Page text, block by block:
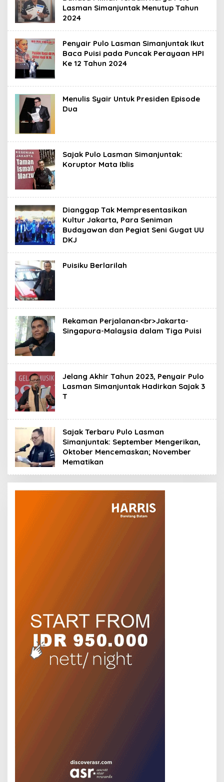
Lasman Simanjuntak Menutup Tahun
2024
Penyair Pulo Lasman Simanjuntak Ikut
Baca Puisi pada Puncak Perayaan HPI
Ke 12 Tahun 2024
Menulis Syair Untuk Presiden Episode
Dua
Sajak Pulo Lasman Simanjuntak:
Koruptor Mata Iblis
Dianggap Tak Mempresentasikan
Kultur Jakarta, Para Seniman
Budayawan dan Pegiat Seni Gugat UU
DKJ
Puisiku Berlarilah
Rekaman Perjalanan<br>Jakarta-
Singapura-Malaysia dalam Tiga Puisi
Jelang Akhir Tahun 2023, Penyair Pulo
Lasman Simanjuntak Hadirkan Sajak 3
T
Sajak Terbaru Pulo Lasman
Simanjuntak: September Mengerikan,
Oktober Mencemaskan; November
Mematikan